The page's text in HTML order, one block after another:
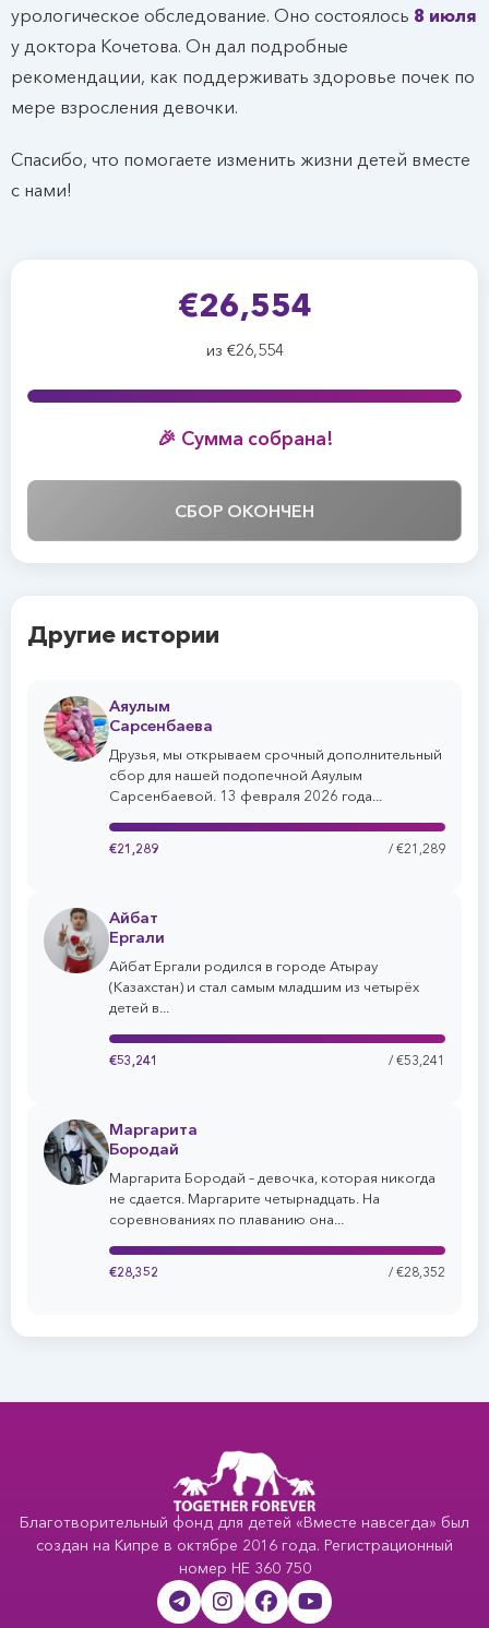
урологическое обследование. Оно состоялось 8 июля
у доктора Кочетова. Он дал подробные
рекомендации, как поддерживать здоровье почек по
мере взросления девочки.
Спасибо, что помогаете изменить жизни детей вместе
с нами!
€26,554
из €26,554
🎉 Сумма собрана!
СБОР ОКОНЧЕН
Другие истории
Аяулым
Сарсенбаева
Друзья, мы открываем срочный дополнительный
сбор для нашей подопечной Аяулым
Сарсенбаевой. 13 февраля 2026 года...
€21,289 / €21,289
Айбат
Ергали
Айбат Ергали родился в городе Атырау
(Казахстан) и стал самым младшим из четырёх
детей в...
€53,241 / €53,241
Маргарита
Бородай
Маргарита Бородай – девочка, которая никогда
не сдается. Маргарите четырнадцать. На
соревнованиях по плаванию она...
€28,352 / €28,352
Благотворительный фонд для детей «Вместе навсегда» был
создан на Кипре в октябре 2016 года. Регистрационный
номер HE 360 750